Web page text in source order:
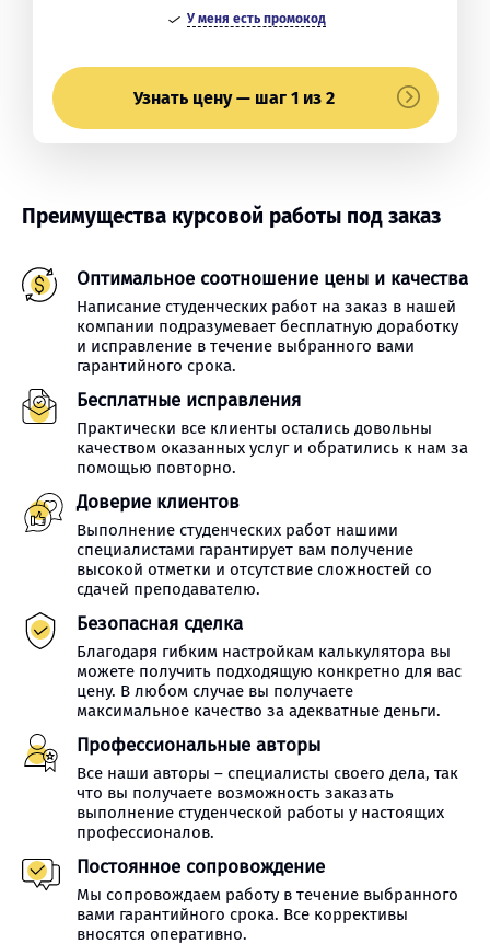
У меня есть промокод
Узнать цену — шаг 1 из 2
Преимущества курсовой работы под заказ
Оптимальное соотношение цены и качества
Написание студенческих работ на заказ в нашей
компании подразумевает бесплатную доработку
и исправление в течение выбранного вами
гарантийного срока.
Бесплатные исправления
Практически все клиенты остались довольны
качеством оказанных услуг и обратились к нам за
помощью повторно.
Доверие клиентов
Выполнение студенческих работ нашими
специалистами гарантирует вам получение
высокой отметки и отсутствие сложностей со
сдачей преподавателю.
Безопасная сделка
Благодаря гибким настройкам калькулятора вы
можете получить подходящую конкретно для вас
цену. В любом случае вы получаете
максимальное качество за адекватные деньги.
Профессиональные авторы
Все наши авторы – специалисты своего дела, так
что вы получаете возможность заказать
выполнение студенческой работы у настоящих
профессионалов.
Постоянное сопровождение
Мы сопровождаем работу в течение выбранного
вами гарантийного срока. Все коррективы
вносятся оперативно.